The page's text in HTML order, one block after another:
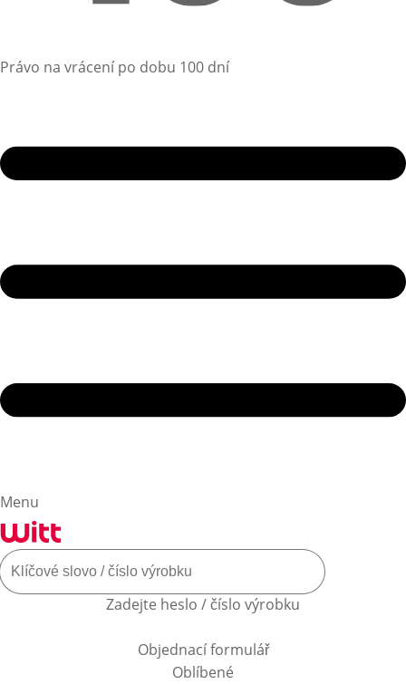
Právo na vrácení po dobu 100 dní
Menu
Zadejte heslo / číslo výrobku
Objednací formulář
Oblíbené